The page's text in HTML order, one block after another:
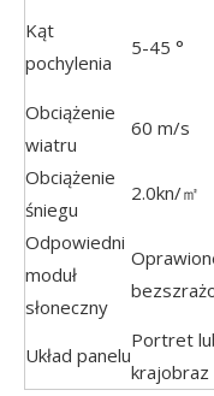
Kąt
pochylenia
5-45 °
Obciążenie
wiatru
60 m/s
Obciążenie
śniegu
2.0kn/㎡
Odpowiedni
moduł
słoneczny
Układ panelu
Portret
krajobraz